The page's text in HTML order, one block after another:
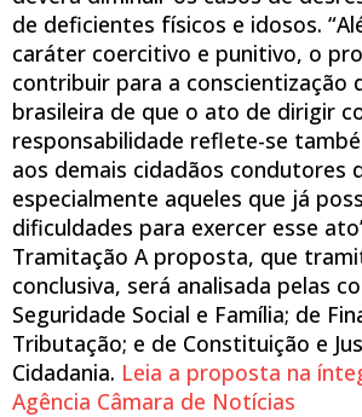
de deficientes físicos e idosos.
caráter coercitivo e punitivo, o
contribuir para a conscientização
brasileira de que o ato de dirigir
responsabilidade reflete-se
aos demais cidadãos condutores
especialmente aqueles que já
dificuldades para exercer esse
Tramitação A proposta, que
conclusiva, será analisada pelas
Seguridade Social e Família; de
Tributação; e de Constituição e
Cidadania. Leia a proposta na
Agência Câmara de Notícias